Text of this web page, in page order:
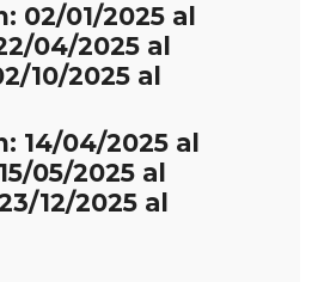
02/01/2025 al
04/2025 al
10/2025 al
14/04/2025 al
05/2025 al
12/2025 al